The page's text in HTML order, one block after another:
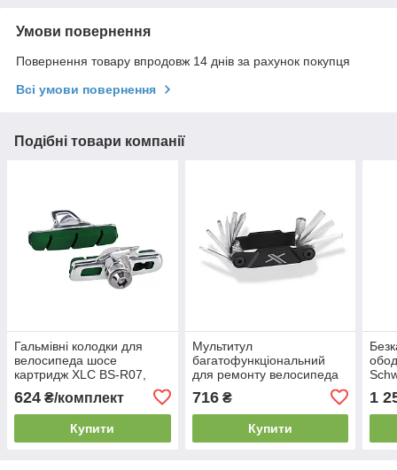
Умови повернення
Повернення товару впродовж 14 днів за рахунок покупця
Всі умови повернення
Подібні товари компанії
Гальмівні колодки для
велосипеда шосе
картридж XLC BS-R07,
624 ₴/комплект
Купити
Мультитул
багатофункціональний
для ремонту велосипеда
функцій 2, 2.5, 3, 4, 5, 6, 8
мм
716₴
Купити
1